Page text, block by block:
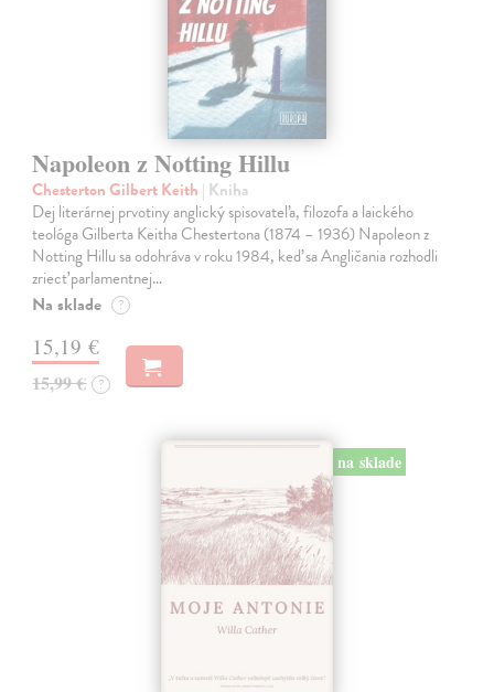
Napoleon z Notting Hillu
Chesterton Gilbert Keith | Kniha
Dej literárnej prvotiny anglický spisovateľa, filozofa a laického
teológa Gilberta Keitha Chestertona (1874 – 1936) Napoleon z
Notting Hillu sa odohráva v roku 1984, keď sa Angličania rozhodli
zriecť parlamentnej…
Na sklade ?
15,19 €
15,99 € ?
na sklade